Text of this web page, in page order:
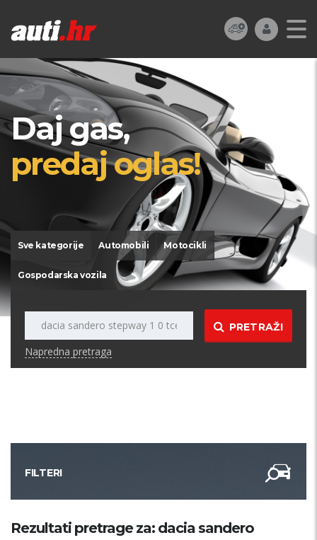
Daj gas,
predaj oglas!
Sve kategorije Automobili Motocikli
Gospodarska vozila
PRETRAŽI
Napredna pretraga
FILTERI
Kategorija
Rezultati pretrage za: dacia sandero